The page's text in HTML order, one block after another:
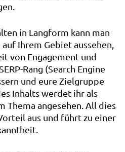
in Langform kann man
Ihrem Gebiet aussehen,
von Engagement und
Rang (Search Engine
und eure Zielgruppe
Inhalts werdet ihr als
Thema angesehen. All dies
aus und führt zu einer